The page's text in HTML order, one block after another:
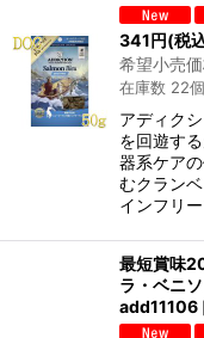
341円(税
希望小売
在庫数 22個
アディク
を回遊す
器系ケア
むクラン
インフリ
最短賞味
ラ・ベニ
add11106